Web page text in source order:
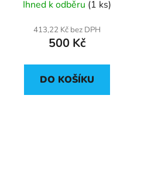
Ihned k odběru (1 ks)
413,22 Kč bez DPH
500 Kč
DO KOŠÍKU